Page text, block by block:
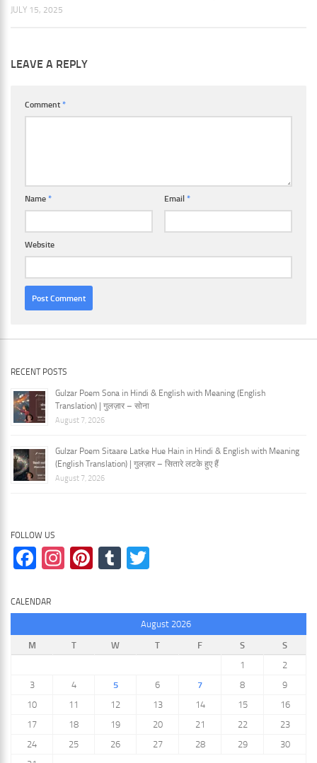
JULY 15, 2025
LEAVE A REPLY
Comment *
Name * Email *
Website
RECENT POSTS
Gulzar Poem Sona in Hindi & English with Meaning (English
Translation) | गुलज़ार – सोना
August 7, 2026
Gulzar Poem Sitaare Latke Hue Hain in Hindi & English with Meaning
(English Translation) | गुलज़ार – सितारे लटके हुए हैं
August 7, 2026
FOLLOW US
Facebook
Instagram
Pinterest
Tumblr
CALENDAR
August 2026
M
T W T F S
S
1
2
3
4 5 6 7 8
9
10
11 12 13 14 15
16
17
18 19 20 21 22
23
24
25 26 27 28 29
30